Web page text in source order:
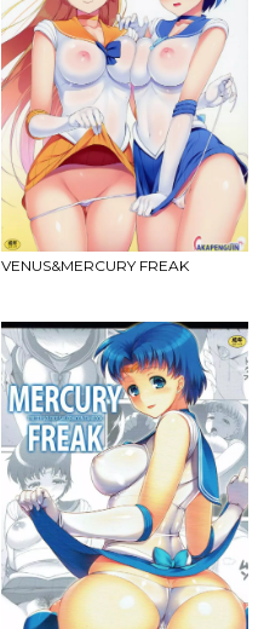
VENUS&MERCURY FREAK